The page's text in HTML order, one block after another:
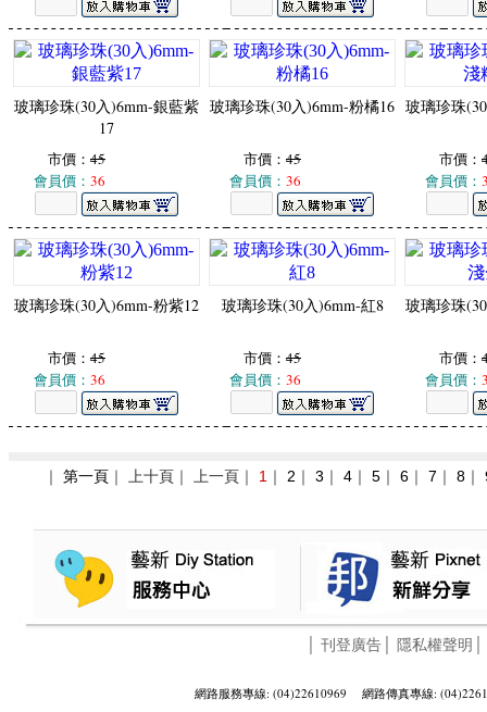
玻璃珍珠(30入)6mm-銀藍紫
17
市價： 45
會員價： 36
玻璃珍珠(30入)6mm-粉橘16
市價： 45
會員價： 36
玻璃珍珠
市價：
會員價：
玻璃珍珠(30入)6mm-粉紫12
市價： 45
會員價： 36
玻璃珍珠(30入)6mm-紅8
市價： 45
會員價： 36
玻璃珍珠
市價：
會員價：
｜ 第一頁 ｜ 上十頁｜ 上一頁｜ 1 ｜ 2 ｜ 3 ｜ 4 ｜ 5 ｜ 6 ｜ 7 ｜ 8 ｜
刊登廣告│ 隱私權聲明
網路服務專線: (04)22610969 網路傳真專線: